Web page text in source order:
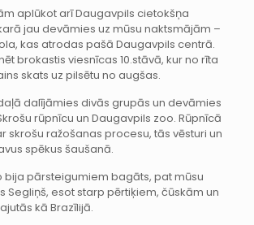
aplūkot arī Daugavpils cietokšņa
jau devāmies uz mūsu naktsmājām –
kas atrodas pašā Daugavpils centrā.
brokastis viesnīcas 10.stāvā, kur no rīta
skats uz pilsētu no augšas.
dalījāmies divās grupās un devāmies
rūpnīcu un Daugavpils zoo. Rūpnīcā
skrošu ražošanas procesu, tās vēsturi un
spēkus šaušanā.
bija pārsteigumiem bagāts, pat mūsu
Segliņš, esot starp pērtiķiem, čūskām un
kā Brazīlijā.